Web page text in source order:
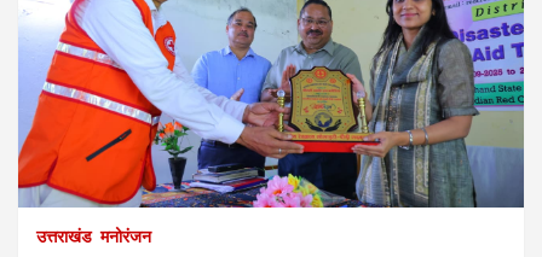
उत्तराखंड मनोरंजन